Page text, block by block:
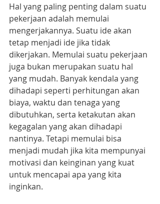
Hal yang paling penting dalam suatu
pekerjaan adalah memulai
mengerjakannya. Suatu ide akan
tetap menjadi ide jika tidak
dikerjakan. Memulai suatu pekerjaan
juga bukan merupakan suatu hal
yang mudah. Banyak kendala yang
dihadapi seperti perhitungan akan
biaya, waktu dan tenaga yang
dibutuhkan, serta ketakutan akan
kegagalan yang akan dihadapi
nantinya. Tetapi memulai bisa
menjadi mudah jika kita mempunyai
motivasi dan keinginan yang kuat
untuk mencapai apa yang kita
inginkan.